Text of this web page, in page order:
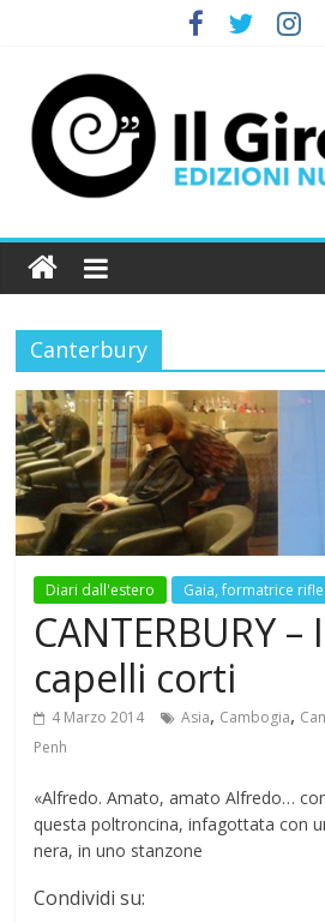
Canterbury
Diari dall'estero Gaia, formatrice
CANTERBURY
capelli corti
4 Marzo 2014 Asia, Cambogia,
Penh
«Alfredo. Amato, amato Alfredo…
questa poltroncina, infagottata con
nera, in uno stanzone
Condividi su: